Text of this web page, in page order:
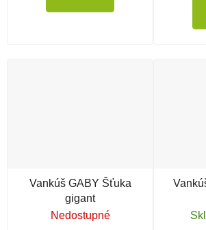
Vankúš GABY Šťuka
gigant
Nedostupné